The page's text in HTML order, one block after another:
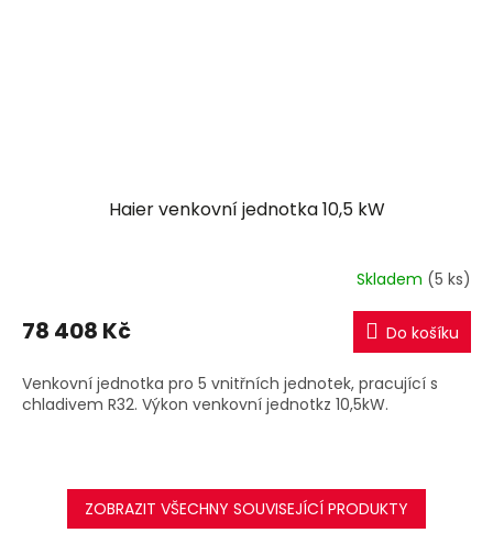
Haier venkovní jednotka 10,5 kW
Skladem (5 ks)
78 408 Kč Do košíku
Venkovní jednotka pro 5 vnitřních jednotek, pracující s
chladivem R32. Výkon venkovní jednotkz 10,5kW.
ZOBRAZIT VŠECHNY SOUVISEJÍCÍ PRODUKTY